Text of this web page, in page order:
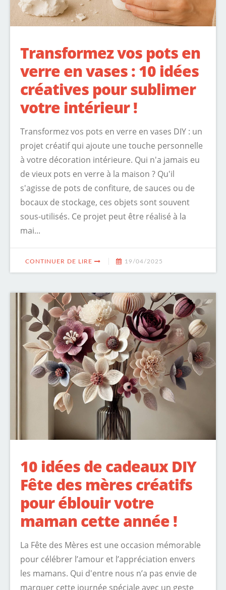
Transformez vos pots en
verre en vases : 10 idées
créatives pour sublimer
votre intérieur !
Transformez vos pots en verre en vases DIY : un
projet créatif qui ajoute une touche personnelle
à votre décoration intérieure. Qui n'a jamais eu
de vieux pots en verre à la maison ? Qu'il
s'agisse de pots de confiture, de sauces ou de
bocaux de stockage, ces objets sont souvent
sous-utilisés. Ce projet peut être réalisé à la
mai...
CONTINUER DE LIRE 19/04/2025
10 idées de cadeaux DIY
Fête des mères créatifs
pour éblouir votre
maman cette année !
La Fête des Mères est une occasion mémorable
pour célébrer l’amour et l’appréciation envers
les mamans. Qui d'entre nous n’a pas envie de
marquer cette journée spéciale avec un geste